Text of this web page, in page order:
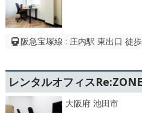
阪急宝塚線 : 庄内駅 東出口 徒
レンタルオフィス
大阪府 池田市